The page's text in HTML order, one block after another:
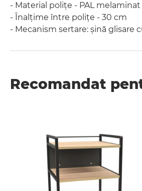
- Material polițe - PAL
- Înalțime între polițe - 30 cm
- Mecanism sertare: șină glisare
Recomandat